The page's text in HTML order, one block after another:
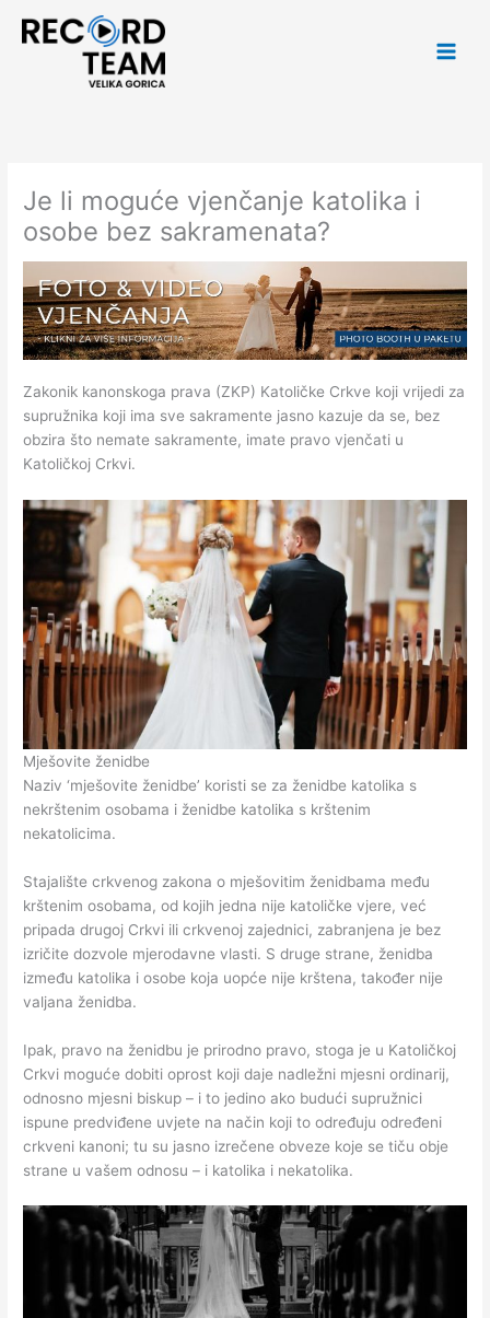
Je li moguće vjenčanje katolika i
osobe bez sakramenata?
Zakonik kanonskoga prava (ZKP) Katoličke Crkve koji vrijedi za
supružnika koji ima sve sakramente jasno kazuje da se, bez
obzira što nemate sakramente, imate pravo vjenčati u
Katoličkoj Crkvi.
Mješovite ženidbe
Naziv ‘mješovite ženidbe’ koristi se za ženidbe katolika s
nekrštenim osobama i ženidbe katolika s krštenim
nekatolicima.
Stajalište crkvenog zakona o mješovitim ženidbama među
krštenim osobama, od kojih jedna nije katoličke vjere, već
pripada drugoj Crkvi ili crkvenoj zajednici, zabranjena je bez
izričite dozvole mjerodavne vlasti. S druge strane, ženidba
između katolika i osobe koja uopće nije krštena, također nije
valjana ženidba.
Ipak, pravo na ženidbu je prirodno pravo, stoga je u Katoličkoj
Crkvi moguće dobiti oprost koji daje nadležni mjesni ordinarij,
odnosno mjesni biskup – i to jedino ako budući supružnici
ispune predviđene uvjete na način koji to određuju određeni
crkveni kanoni; tu su jasno izrečene obveze koje se tiču obje
strane u vašem odnosu – i katolika i nekatolika.